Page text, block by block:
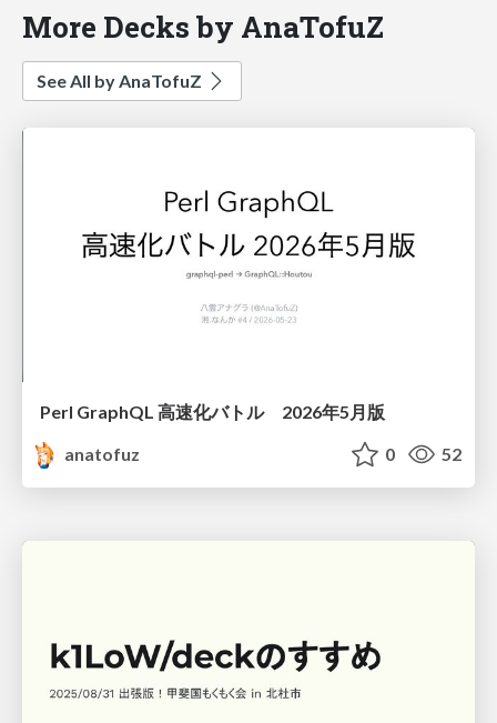
More Decks by AnaTofuZ
See All by AnaTofuZ
Perl GraphQL 高速化バトル 2026年5月版
anatofuz
0 52